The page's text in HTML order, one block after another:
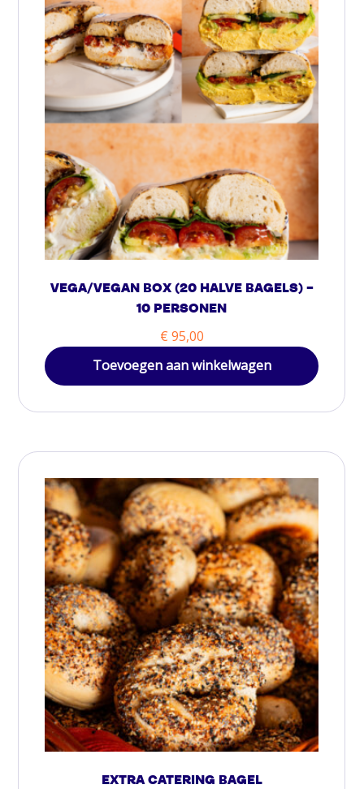
VEGA/VEGAN BOX (20 HALVE BAGELS) –
10 PERSONEN
€ 95,00
Toevoegen aan winkelwagen
EXTRA CATERING BAGEL